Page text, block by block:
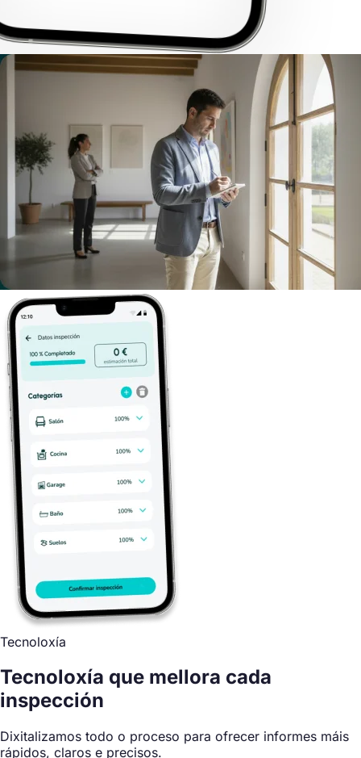
Tecnoloxía
Tecnoloxía que mellora cada
inspección
Dixitalizamos todo o proceso para ofrecer informes máis
rápidos, claros e precisos.